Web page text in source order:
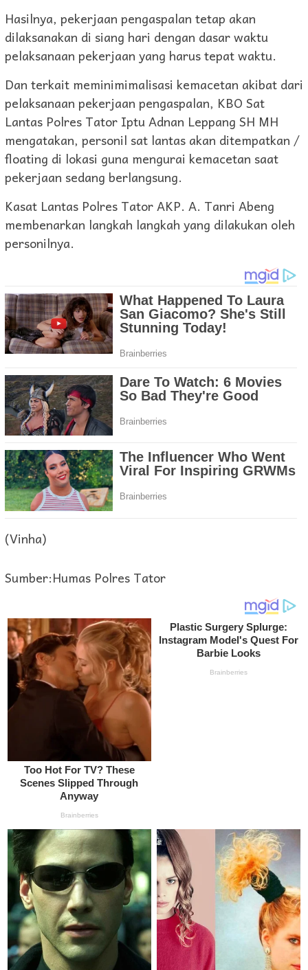
Hasilnya, pekerjaan pengaspalan tetap akan
dilaksanakan di siang hari dengan dasar waktu
pelaksanaan pekerjaan yang harus tepat waktu.
Dan terkait meminimimalisasi kemacetan akibat dari
pelaksanaan pekerjaan pengaspalan, KBO Sat
Lantas Polres Tator Iptu Adnan Leppang SH MH
mengatakan, personil sat lantas akan ditempatkan /
floating di lokasi guna mengurai kemacetan saat
pekerjaan sedang berlangsung.
Kasat Lantas Polres Tator AKP. A. Tanri Abeng
membenarkan langkah langkah yang dilakukan oleh
personilnya.
(Vinha)
Sumber:Humas Polres Tator